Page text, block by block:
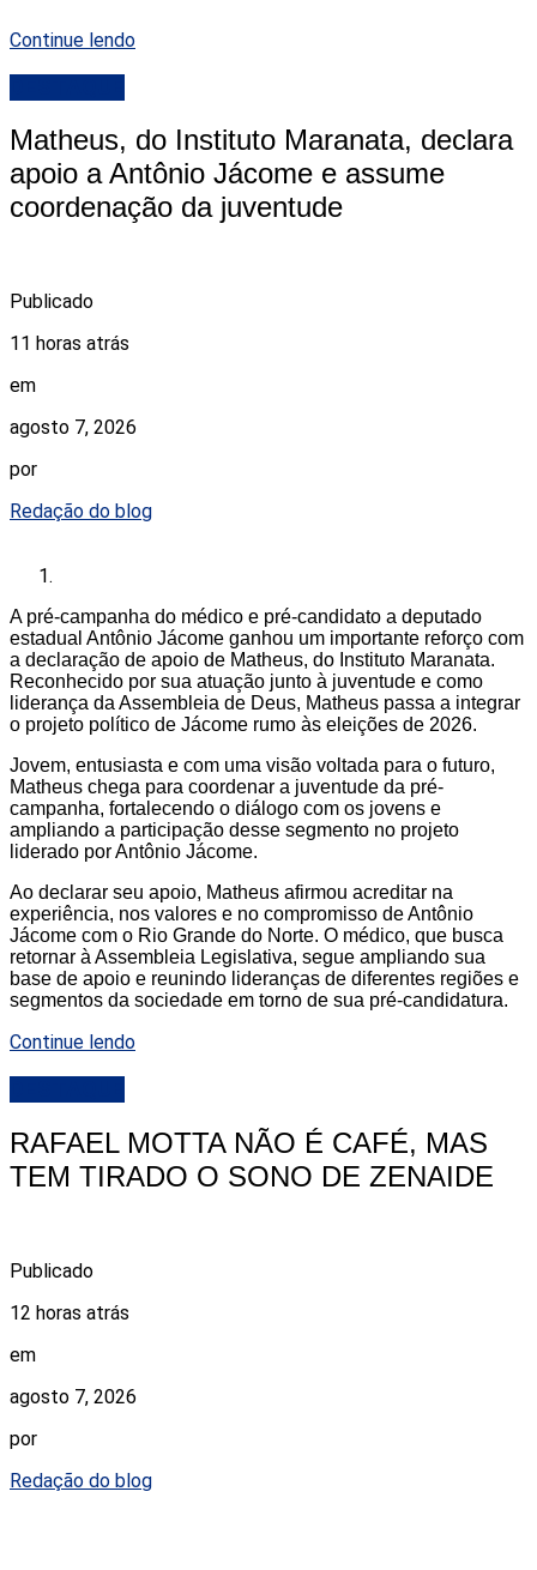
Continue lendo
Matheus, do Instituto Maranata, declara
apoio a Antônio Jácome e assume
coordenação da juventude
Publicado
11 horas atrás
em
agosto 7, 2026
por
Redação do blog
A pré-campanha do médico e pré-candidato a deputado
estadual Antônio Jácome ganhou um importante reforço com
a declaração de apoio de Matheus, do Instituto Maranata.
Reconhecido por sua atuação junto à juventude e como
liderança da Assembleia de Deus, Matheus passa a integrar
o projeto político de Jácome rumo às eleições de 2026.
Jovem, entusiasta e com uma visão voltada para o futuro,
Matheus chega para coordenar a juventude da pré-
campanha, fortalecendo o diálogo com os jovens e
ampliando a participação desse segmento no projeto
liderado por Antônio Jácome.
Ao declarar seu apoio, Matheus afirmou acreditar na
experiência, nos valores e no compromisso de Antônio
Jácome com o Rio Grande do Norte. O médico, que busca
retornar à Assembleia Legislativa, segue ampliando sua
base de apoio e reunindo lideranças de diferentes regiões e
segmentos da sociedade em torno de sua pré-candidatura.
Continue lendo
RAFAEL MOTTA NÃO É CAFÉ, MAS
TEM TIRADO O SONO DE ZENAIDE
Publicado
12 horas atrás
em
agosto 7, 2026
por
Redação do blog